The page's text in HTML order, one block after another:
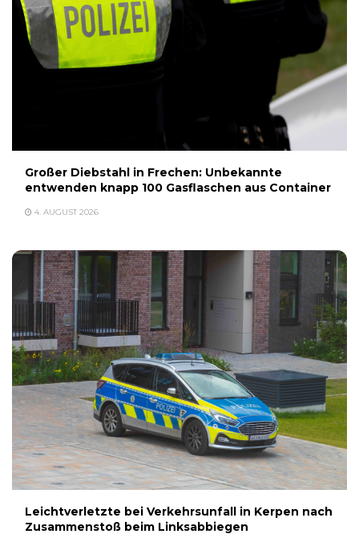
Großer Diebstahl in Frechen: Unbekannte
entwenden knapp 100 Gasflaschen aus Container
4. AUGUST 2026
Leichtverletzte bei Verkehrsunfall in Kerpen nach
Zusammenstoß beim Linksabbiegen